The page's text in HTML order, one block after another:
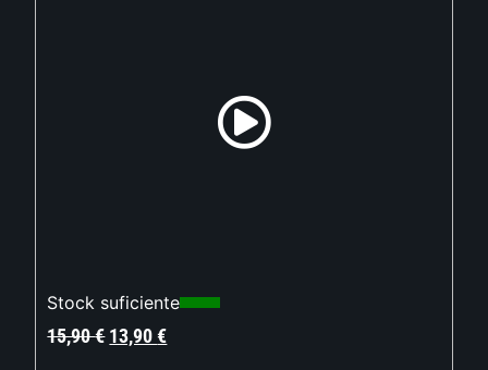
Stock suficiente
15,90€ 13,90€